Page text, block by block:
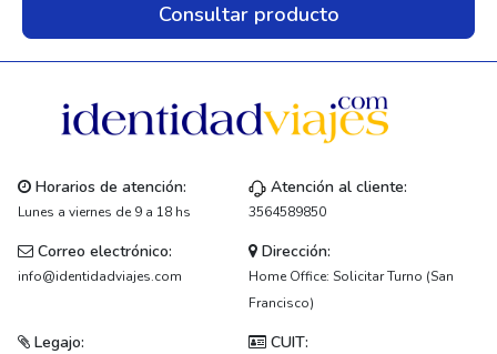
Consultar producto
Horarios de atención:
Lunes a viernes de 9 a 18 hs
Atención al cliente:
3564589850
Correo electrónico:
info@identidadviajes.com
Dirección:
Home Office: Solicitar Turno (San
Francisco)
Legajo: CUIT: